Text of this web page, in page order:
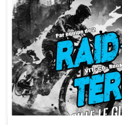
Et voilà, une onzième édition
heures de réflexion et une